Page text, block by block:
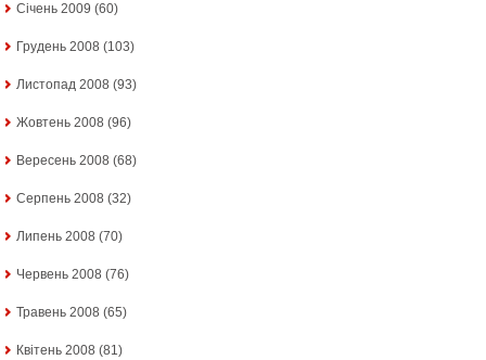
Січень 2009 (60)
Грудень 2008 (103)
Листопад 2008 (93)
Жовтень 2008 (96)
Вересень 2008 (68)
Серпень 2008 (32)
Липень 2008 (70)
Червень 2008 (76)
Травень 2008 (65)
Квітень 2008 (81)